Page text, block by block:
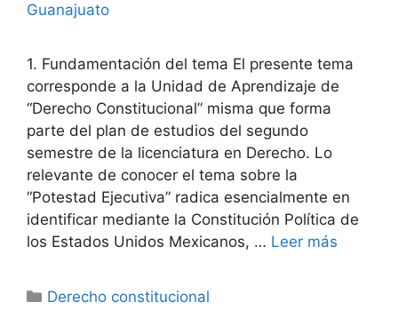
Guanajuato
1. Fundamentación del tema El presente tema
corresponde a la Unidad de Aprendizaje de
“Derecho Constitucional” misma que forma
parte del plan de estudios del segundo
semestre de la licenciatura en Derecho. Lo
relevante de conocer el tema sobre la
“Potestad Ejecutiva” radica esencialmente en
identificar mediante la Constitución Política de
los Estados Unidos Mexicanos, … Leer más
Categorías
Derecho constitucional